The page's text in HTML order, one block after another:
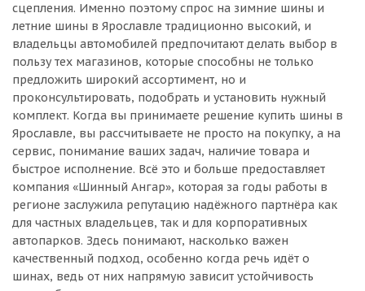
сцепления. Именно поэтому спрос на зимние шины и
летние шины в Ярославле традиционно высокий, и
владельцы автомобилей предпочитают делать выбор в
пользу тех магазинов, которые способны не только
предложить широкий ассортимент, но и
проконсультировать, подобрать и установить нужный
комплект. Когда вы принимаете решение купить шины в
Ярославле, вы рассчитываете не просто на покупку, а на
сервис, понимание ваших задач, наличие товара и
быстрое исполнение. Всё это и больше предоставляет
компания «Шинный Ангар», которая за годы работы в
регионе заслужила репутацию надёжного партнёра как
для частных владельцев, так и для корпоративных
автопарков. Здесь понимают, насколько важен
качественный подход, особенно когда речь идёт о
шинах, ведь от них напрямую зависит устойчивость